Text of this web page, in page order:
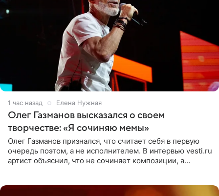
1 час назад Елена Нужная
Олег Газманов высказался о своем
творчестве: «Я сочиняю мемы»
Олег Газманов признался, что считает себя в первую
очередь поэтом, а не исполнителем. В интервью vesti.ru
артист объяснил, что не сочиняет композиции, а